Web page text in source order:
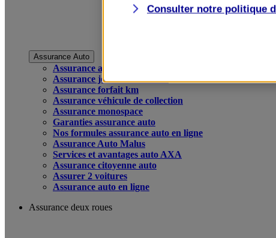
Assurance Auto
Assurance auto
Assurance jeune conducteur
Assurance forfait km
Assurance véhicule de collection
Assurance monospace
Garanties assurance auto
Nos formules assurance auto en ligne
Assurance Auto Malus
Services et avantages auto AXA
Assurance citoyenne auto
Assurer 2 voitures
Assurance auto en ligne
Assurance deux roues
Consulter notre politique